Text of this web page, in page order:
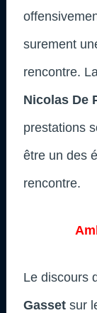
surement
rencontre.
Nicolas De
prestations
être un des
rencontre.
Le discours
Gasset sur